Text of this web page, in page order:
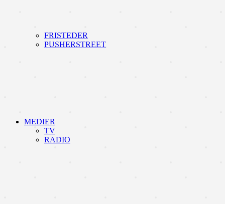
FRISTEDER
PUSHERSTREET
MEDIER
TV
RADIO